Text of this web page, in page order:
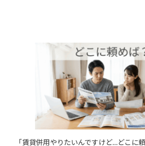
「賃貸併用やりたいんですけど…どこに